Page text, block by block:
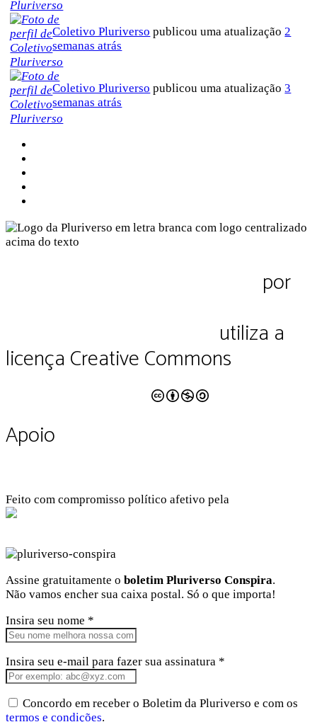
Coletivo Pluriverso publicou uma atualização2
semanas atrás
Coletivo Pluriverso publicou uma atualização3
semanas atrás
por
utiliza a
licença Creative Commons
Apoio
Feito com compromisso político afetivo pela
Assine gratuitamente o boletim Pluriverso Conspira.
Não vamos encher sua caixa postal. Só o que importa!
Insira seu nome *
Insira seu e-mail para fazer sua assinatura *
Concordo em receber o Boletim da Pluriverso e com os
termos e condições.